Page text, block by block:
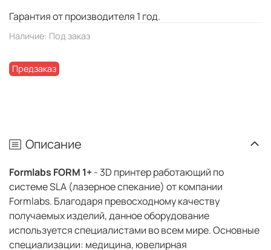
Наличие: Под заказ
Предзаказ
Гарантия от производителя 1 год.
Описание
Formlabs FORM 1+- 3D принтер работающий по
системе SLA (лазерное спекание) от компании
Formlabs. Благодаря превосходному качеству
получаемых изделий, данное оборудование
используется специалистами во всем мире. Основные
специализации: медицина, ювелирная